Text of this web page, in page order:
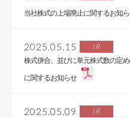
当社株式の上場廃止に関するお知
2025.05.15 IR
株式併合、並びに単元株式数の定
に関するお知らせ
2025.05.09 IR